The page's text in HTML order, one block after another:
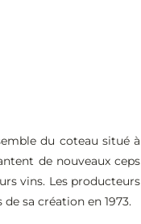
du coteau situé à
de nouveaux ceps
vins. Les producteurs
sa création en 1973.